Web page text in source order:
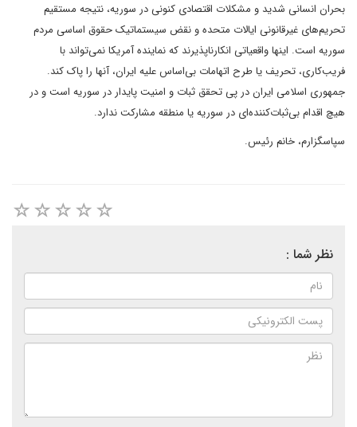
بحران انسانی شدید و مشکلات اقتصادی کنونی در سوریه، نتیجه مستقیم
تحریم‌های غیرقانونی ایالات متحده و نقض سیستماتیک حقوق اساسی مردم
سوریه است. اینها واقعیاتی انکارناپذیرند که نماینده آمریکا نمی‌تواند با
فریب‌کاری، تحریف یا طرح اتهامات بی‌اساس علیه ایران، آنها را پاک کند.
جمهوری اسلامی ایران در پی تحقق ثبات و امنیت پایدار در سوریه است و در
هیچ اقدام بی‌ثبات‌کننده‌ای در سوریه یا منطقه مشارکت ندارد.
سپاسگزارم، خانم رئیس.
نظر شما :